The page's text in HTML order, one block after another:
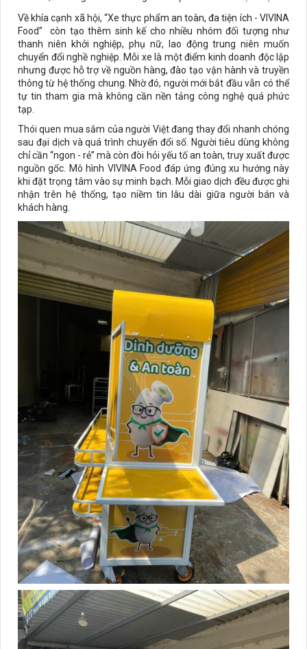
Về khía cạnh xã hội, “Xe thực phẩm an toàn, đa tiện ích - VIVINA
Food” còn tạo thêm sinh kế cho nhiều nhóm đối tượng như
thanh niên khởi nghiệp, phụ nữ, lao động trung niên muốn
chuyển đổi nghề nghiệp. Mỗi xe là một điểm kinh doanh độc lập
nhưng được hỗ trợ về nguồn hàng, đào tạo vận hành và truyền
thông từ hệ thống chung. Nhờ đó, người mới bắt đầu vẫn có thể
tự tin tham gia mà không cần nền tảng công nghệ quá phức
tạp.
Thói quen mua sắm của người Việt đang thay đổi nhanh chóng
sau đại dịch và quá trình chuyển đổi số. Người tiêu dùng không
chỉ cần “ngon - rẻ” mà còn đòi hỏi yếu tố an toàn, truy xuất được
nguồn gốc. Mô hình VIVINA Food đáp ứng đúng xu hướng này
khi đặt trọng tâm vào sự minh bạch. Mỗi giao dịch đều được ghi
nhận trên hệ thống, tạo niềm tin lâu dài giữa người bán và
khách hàng.